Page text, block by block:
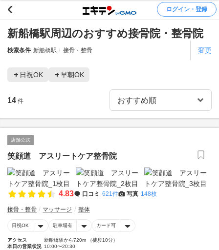
ログイン・登録
新船橋駅周辺のおすすめ接骨院・整骨院
検索条件 新船橋駅 接骨・整骨 変更
日祝OK 早朝OK
14 件
店舗公式
笑顔道 アスリートケア整骨院
4.83 口コミ 621件 写真 148枚
接骨・整骨 マッサージ 整体
日祝OK 駐車場有 カード可
アクセス
新船橋駅から720m （徒歩10分）
本日の営業状況 10:00〜20:30